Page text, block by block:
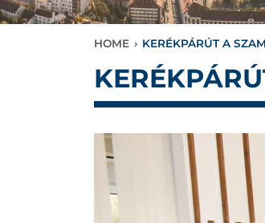
HOME › KERÉKPÁRÚT A